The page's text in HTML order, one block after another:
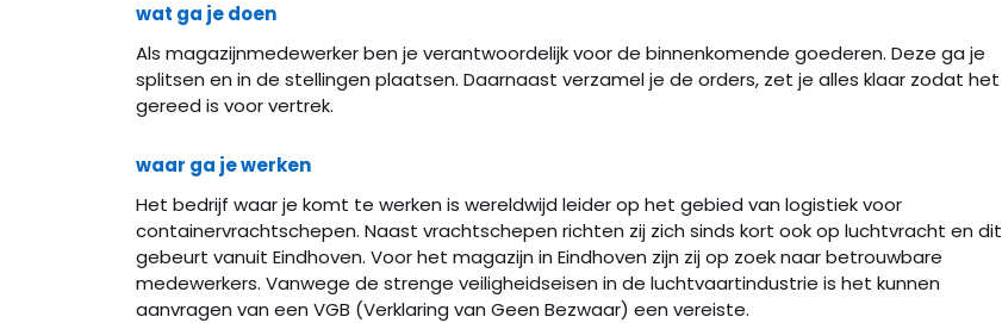
wat ga je doen
Als magazijnmedewerker ben je verantwoordelijk voor de binnenkomende goederen. Deze ga je
splitsen en in de stellingen plaatsen. Daarnaast verzamel je de orders, zet je alles klaar zodat het
gereed is voor vertrek.
waar ga je werken
Het bedrijf waar je komt te werken is wereldwijd leider op het gebied van logistiek voor
containervrachtschepen. Naast vrachtschepen richten zij zich sinds kort ook op luchtvracht en dit
gebeurt vanuit Eindhoven. Voor het magazijn in Eindhoven zijn zij op zoek naar betrouwbare
medewerkers. Vanwege de strenge veiligheidseisen in de luchtvaartindustrie is het kunnen
aanvragen van een VGB (Verklaring van Geen Bezwaar) een vereiste.